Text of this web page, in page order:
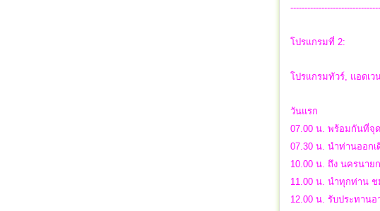
โปรแกรมที่ 2:
โปรแกรมทัวร์, แอดเ
วันแรก
07.00 น. พร้อมกันที่จุ
07.30 น. นำท่านออก
10.00 น. ถึง นครนาย
11.00 น. นำทุกท่าน
12.00 น. รับประทาน